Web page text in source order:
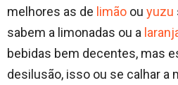
melhores as de limão ou yuzu
sabem a limonadas ou a
bebidas bem decentes, mas
desilusão, isso ou se calhar a